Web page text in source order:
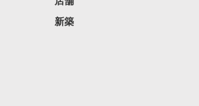
新築